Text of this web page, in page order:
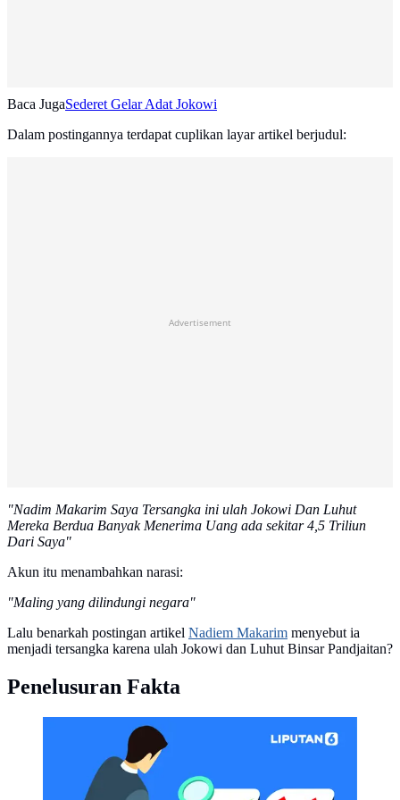
Baca JugaSederet Gelar Adat Jokowi
Dalam postingannya terdapat cuplikan layar artikel berjudul:
Advertisement
"Nadim Makarim Saya Tersangka ini ulah Jokowi Dan Luhut
Mereka Berdua Banyak Menerima Uang ada sekitar 4,5 Triliun
Dari Saya"
Akun itu menambahkan narasi:
"Maling yang dilindungi negara"
Lalu benarkah postingan artikel Nadiem Makarim menyebut ia
menjadi tersangka karena ulah Jokowi dan Luhut Binsar Pandjaitan?
Penelusuran Fakta
CEK FAKTA Liputan6 (Liputan6.com/Abdillah)